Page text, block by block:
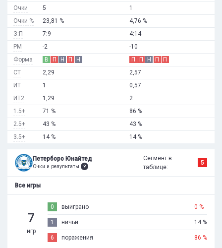
Очки
Очки %
З:П
РМ
Форма
СТ
ИТ
ИТ2
1.5+
2.5+
3.5+
5
23,81 %
7:9
-2
В
П Н П
Н
2,29
1
1,29
71 %
43 %
14 %
1
4,76 %
4:14
-10
П
П Н П
П
2,57
0,57
2
86 %
43 %
14 %
Петерборо Юнайтед
Очки и результаты
Сегмент в
таблице:
5
Все игры
7
игр
0 выиграно 0 %
1 ничьи 14 %
6 поражения 86 %